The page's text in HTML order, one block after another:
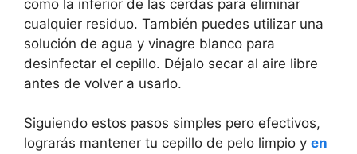
como la inferior de las cerdas para eliminar
cualquier residuo. También puedes utilizar una
solución de agua y vinagre blanco para
desinfectar el cepillo. Déjalo secar al aire libre
antes de volver a usarlo.
Siguiendo estos pasos simples pero efectivos,
lograrás mantener tu cepillo de pelo limpio y en